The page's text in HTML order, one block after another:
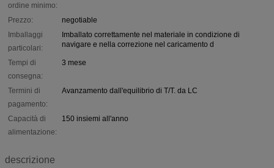
ordine minimo:
Prezzo:
negotiable
Imballaggi
particolari:
Imballato correttamente nel materiale in condizione di
navigare e nella correzione nel caricamento d
Tempi di
consegna:
3 mese
Termini di
pagamento:
Avanzamento dall'equilibrio di T/T. da LC
Capacità di
alimentazione:
150 insiemi all'anno
descrizione